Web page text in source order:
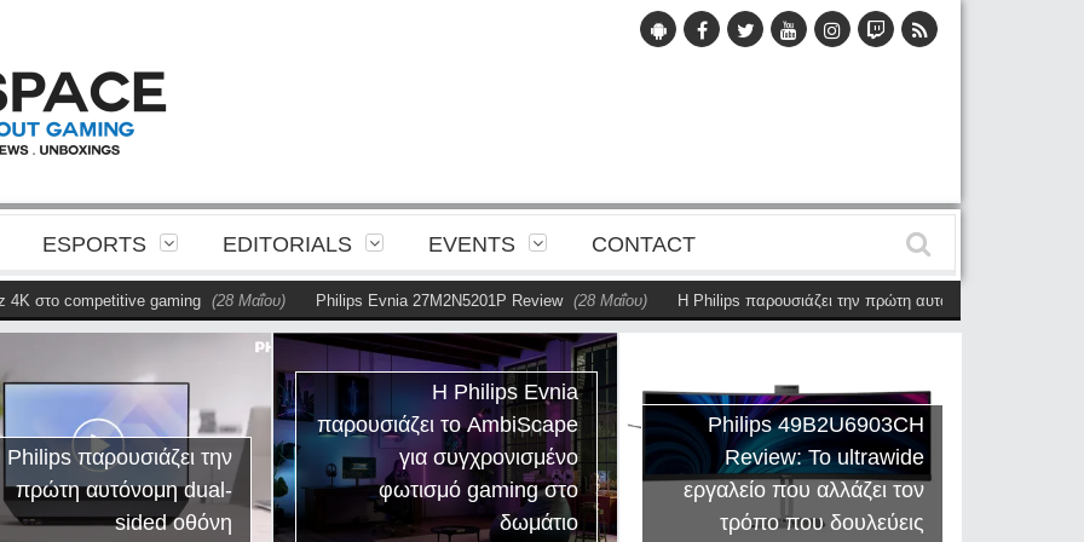
ESPORTS EDITORIALS EVENTS CONTACT
gaming (28 Μαΐου) Philips Evnia 27M2N5201P Review (28 Μαΐου) Η Philips παρουσιάζει την πρώτη αυτόνομη dual-sided οθόνη
παρουσιάζει την
πρώτη αυτόνομη dual-
sided οθόνη
Η Philips Evnia
παρουσιάζει το AmbiScape
για συγχρονισμένο
φωτισμό gaming στο
δωμάτιο
Philips 49B2U6903CH
Review: Το ultrawide
εργαλείο που αλλάζει τον
τρόπο που δουλεύεις